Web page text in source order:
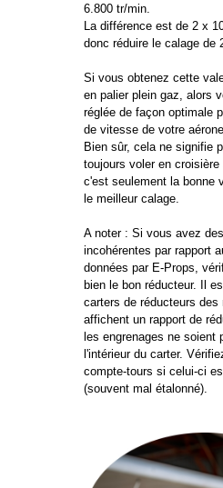
6.800 tr/min.
La différence est de 2 x
donc réduire le calage de
Si vous obtenez cette
en palier plein gaz, alors
réglée de façon optimale
de vitesse de votre
Bien sûr, cela ne signifie
toujours voler en
c'est seulement la bonne
le meilleur calage.
A noter : Si vous avez
incohérentes par rapport
données par E-Props,
bien le bon réducteur. Il
carters de réducteurs des
affichent un rapport de
les engrenages ne soient
l'intérieur du carter.
compte-tours si celui-ci
(souvent mal étalonné).